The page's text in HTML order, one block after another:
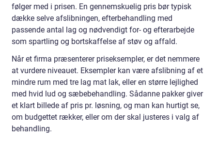
følger med i prisen. En gennemskuelig pris bør typisk
dække selve afslibningen, efterbehandling med
passende antal lag og nødvendigt for- og efterarbejde
som spartling og bortskaffelse af støv og affald.
Når et firma præsenterer priseksempler, er det nemmere
at vurdere niveauet. Eksempler kan være afslibning af et
mindre rum med tre lag mat lak, eller en større lejlighed
med hvid lud og sæbebehandling. Sådanne pakker giver
et klart billede af pris pr. løsning, og man kan hurtigt se,
om budgettet rækker, eller om der skal justeres i valg af
behandling.